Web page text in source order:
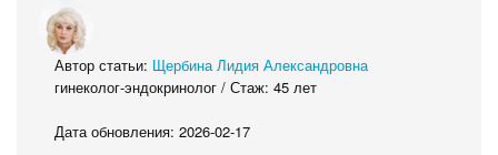
Автор статьи: Щербина Лидия Александровна
гинеколог-эндокринолог / Стаж: 45 лет
Дата обновления: 2026-02-17